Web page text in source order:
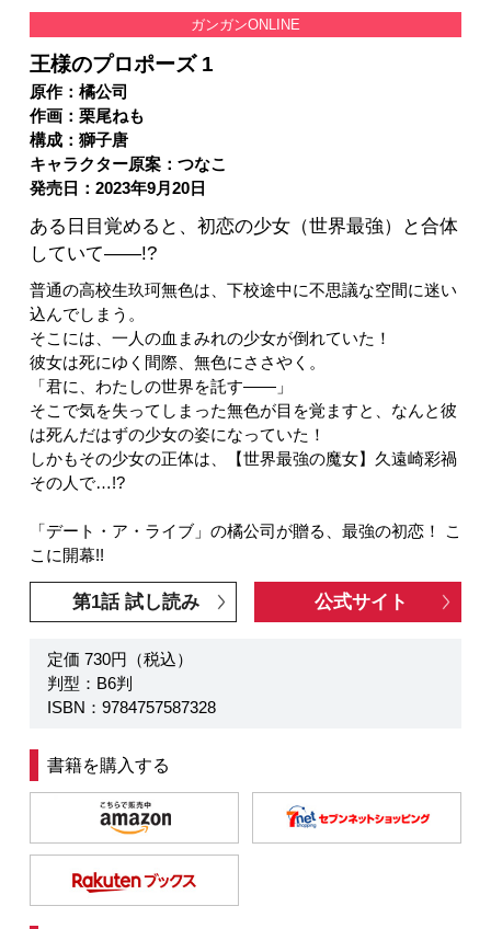
ガンガンONLINE
王様のプロポーズ 1
原作：橘公司
作画：栗尾ねも
構成：獅子唐
キャラクター原案：つなこ
発売日：2023年9月20日
ある日目覚めると、初恋の少女（世界最強）と合体
していて――!?
普通の高校生玖珂無色は、下校途中に不思議な空間に迷い
込んでしまう。
そこには、一人の血まみれの少女が倒れていた！
彼女は死にゆく間際、無色にささやく。
「君に、わたしの世界を託す――」
そこで気を失ってしまった無色が目を覚ますと、なんと彼
は死んだはずの少女の姿になっていた！
しかもその少女の正体は、【世界最強の魔女】久遠崎彩禍
その人で…!?
「デート・ア・ライブ」の橘公司が贈る、最強の初恋！ こ
こに開幕!!
第1話 試し読み 公式サイト
定価 730円（税込）
判型：B6判
ISBN：9784757587328
書籍を購入する